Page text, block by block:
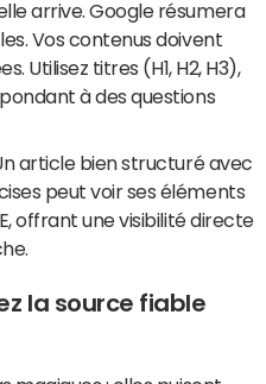
arrive. Google résumera
Vos contenus doivent
Utilisez titres (H1, H2, H3),
à des questions
article bien structuré avec
peut voir ses éléments
offrant une visibilité directe
la source fiable